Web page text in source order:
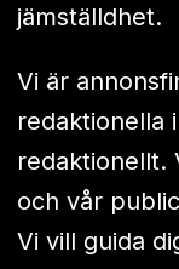
jämställdhet.
Vi är
redaktionella
redaktionellt.
och vår
Vi vill guida